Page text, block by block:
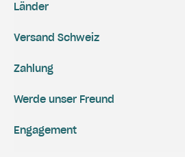
Versand Schweiz
Zahlung
Engagement
Werde unser Freund
Länder